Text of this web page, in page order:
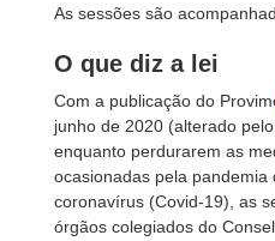
As sessões são
O que diz a lei
Com a publicação do
junho de 2020 (alterado
enquanto perdurarem as
ocasionadas pela pandemia
coronavírus (Covid-19), as
órgãos colegiados do